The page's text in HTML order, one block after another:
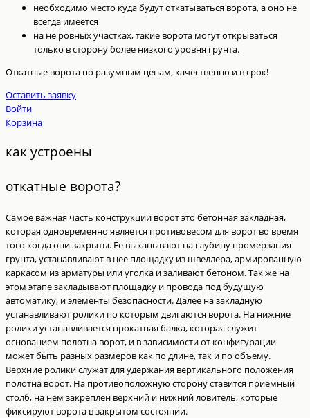
необходимо место куда будут откатываться ворота, а оно не
всегда имеется
на не ровных участках, такие ворота могут открываться
только в сторону более низкого уровня грунта.
Откатные ворота по разумным ценам, качественно и в срок!
Оставить заявку
Войти
Корзина
как устроены
откатные ворота?
Самое важная часть конструкции ворот это бетонная закладная,
которая одновременно является противовесом для ворот во время
того когда они закрыты. Ее выкапывают на глубину промерзания
грунта, устанавливают в нее площадку из швеллера, армированную
каркасом из арматуры или уголка и заливают бетоном. Так же на
этом этапе закладывают площадку и провода под будущую
автоматику, и элементы безопасности. Далее на закладную
устанавливают ролики по которым двигаются ворота. На нижние
ролики устанавливается прокатная балка, которая служит
основанием полотна ворот, и в зависимости от конфигурации
может быть разных размеров как по длине, так и по объему.
Верхние ролики служат для удержания вертикального положения
полотна ворот. На противоположную сторону ставится приемный
столб, на нем закреплен верхний и нижний ловитель, которые
фиксируют ворота в закрытом состоянии.